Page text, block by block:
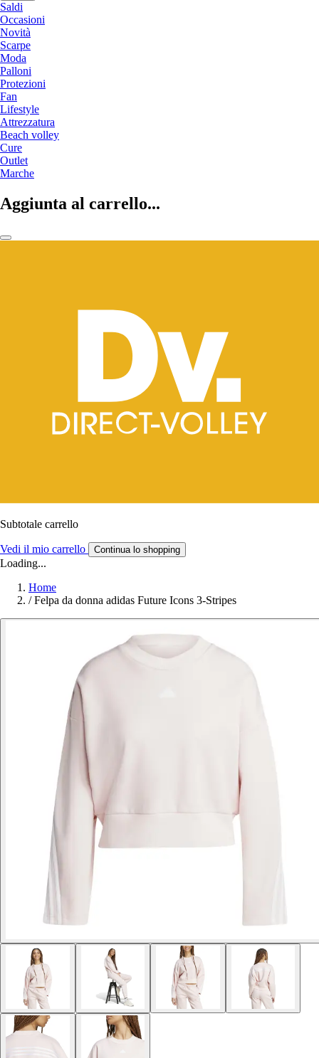
Saldi
Occasioni
Novità
Scarpe
Moda
Palloni
Protezioni
Fan
Lifestyle
Attrezzatura
Beach volley
Cure
Outlet
Marche
Aggiunta al carrello...
Subtotale carrello
Vedi il mio carrello Continua lo shopping
Loading...
Home
/ Felpa da donna adidas Future Icons 3-Stripes